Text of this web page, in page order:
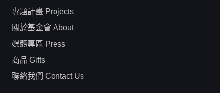
專題計畫 Projects
關於基金會 About
媒體專區 Press
商品 Gifts
聯絡我們 Contact Us